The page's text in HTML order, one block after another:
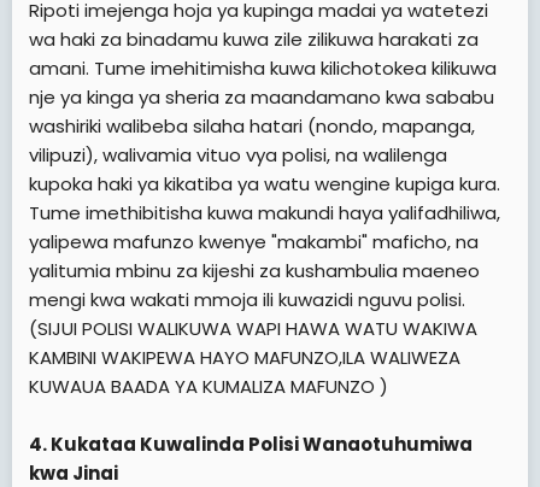
Ripoti imejenga hoja ya kupinga madai ya watetezi
wa haki za binadamu kuwa zile zilikuwa harakati za
amani. Tume imehitimisha kuwa kilichotokea kilikuwa
nje ya kinga ya sheria za maandamano kwa sababu
washiriki walibeba silaha hatari (nondo, mapanga,
vilipuzi), walivamia vituo vya polisi, na walilenga
kupoka haki ya kikatiba ya watu wengine kupiga kura.
Tume imethibitisha kuwa makundi haya yalifadhiliwa,
yalipewa mafunzo kwenye "makambi" maficho, na
yalitumia mbinu za kijeshi za kushambulia maeneo
mengi kwa wakati mmoja ili kuwazidi nguvu polisi.
(SIJUI POLISI WALIKUWA WAPI HAWA WATU WAKIWA
KAMBINI WAKIPEWA HAYO MAFUNZO,ILA WALIWEZA
KUWAUA BAADA YA KUMALIZA MAFUNZO )
4. Kukataa Kuwalinda Polisi Wanaotuhumiwa
kwa Jinai